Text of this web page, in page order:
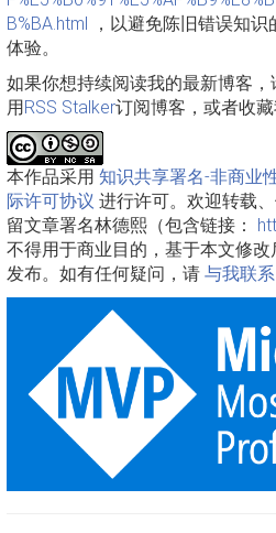
B%BA.html ，以避免陈旧错误知
体验。
如果你想持续阅读我的最新博客，
用RSS Stalker订阅博客，或者收
本作品采用 知识共享署名-非商业
际许可协议 进行许可。欢迎转载
留文章署名林德熙（包含链接：
不得用于商业目的，基于本文修
发布。如有任何疑问，请 与我联系